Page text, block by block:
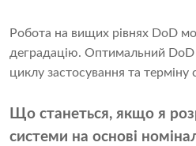
Робота на вищих рівнях DoD
деградацію. Оптимальний
циклу застосування та
Що станеться, якщо я
системи на основі